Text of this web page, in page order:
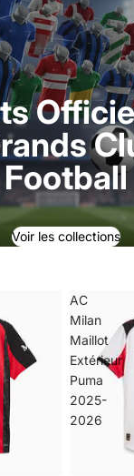
Football
Voir les collections
AC
Milan
Maillot
Extérieur
Puma
2025-
2026